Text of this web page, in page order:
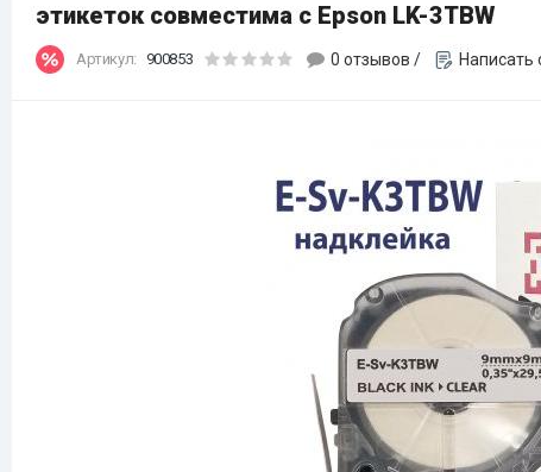
этикеток совместима с Epson LK-3TBW
Артикул: 900853 0 отзывов / Написать